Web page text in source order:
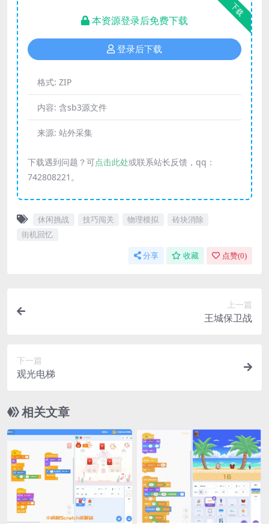
下载
本资源登录后免费下载
登录后下载
格式: ZIP
内容: 含sb3源文件
来源: 站外采集
下载遇到问题？可点击此处或联系站长反馈，qq：
742808221。
休闲挑战 技巧闯关 物理模拟
砖块消除
街机回忆
分享 收藏 点赞(0)
上一篇
王城保卫战
下一篇
观光电梯
相关文章